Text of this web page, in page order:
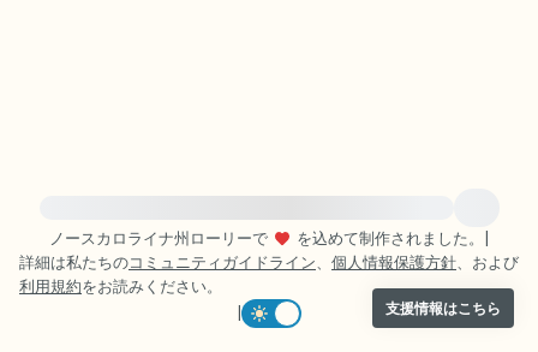
ノースカロライナ州ローリーで
を込めて制作されました。
詳細は私たちのコミュニティガイドライン、 個人情報保護方針、および
利用規約をお読みください。
支援情報はこちら